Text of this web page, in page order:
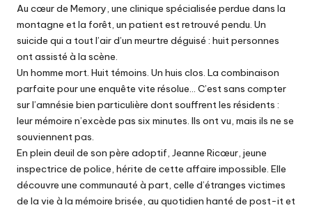
Au cœur de Memory, une clinique spécialisée perdue dans la
montagne et la forêt, un patient est retrouvé pendu. Un
suicide qui a tout l’air d’un meurtre déguisé : huit personnes
ont assisté à la scène.
Un homme mort. Huit témoins. Un huis clos. La combinaison
parfaite pour une enquête vite résolue… C’est sans compter
sur l’amnésie bien particulière dont souffrent les résidents :
leur mémoire n’excède pas six minutes. Ils ont vu, mais ils ne se
souviennent pas.
En plein deuil de son père adoptif, Jeanne Ricœur, jeune
inspectrice de police, hérite de cette affaire impossible. Elle
découvre une communauté à part, celle d’étranges victimes
de la vie à la mémoire brisée, au quotidien hanté de post-it et